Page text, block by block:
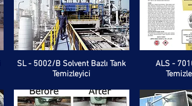
SL - 5002/B Solvent Bazlı Tank
Temizleyici
ALS -